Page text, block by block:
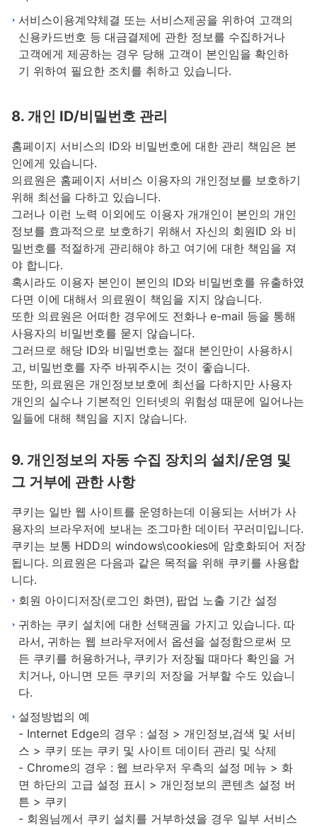
서비스이용계약체결 또는 서비스제공을 위하여 고객의
신용카드번호 등 대금결제에 관한 정보를 수집하거나
고객에게 제공하는 경우 당해 고객이 본인임을 확인하
기 위하여 필요한 조치를 취하고 있습니다.
8. 개인 ID/비밀번호 관리
홈페이지 서비스의 ID와 비밀번호에 대한 관리 책임은 본
인에게 있습니다.
의료원은 홈페이지 서비스 이용자의 개인정보를 보호하기
위해 최선을 다하고 있습니다.
그러나 이런 노력 이외에도 이용자 개개인이 본인의 개인
정보를 효과적으로 보호하기 위해서 자신의 회원ID 와 비
밀번호를 적절하게 관리해야 하고 여기에 대한 책임을 져
야 합니다.
혹시라도 이용자 본인이 본인의 ID와 비밀번호를 유출하였
다면 이에 대해서 의료원이 책임을 지지 않습니다.
또한 의료원은 어떠한 경우에도 전화나 e-mail 등을 통해
사용자의 비밀번호를 묻지 않습니다.
그러므로 해당 ID와 비밀번호는 절대 본인만이 사용하시
고, 비밀번호를 자주 바꿔주시는 것이 좋습니다.
또한, 의료원은 개인정보보호에 최선을 다하지만 사용자
개인의 실수나 기본적인 인터넷의 위험성 때문에 일어나는
일들에 대해 책임을 지지 않습니다.
9. 개인정보의 자동 수집 장치의 설치/운영 및
그 거부에 관한 사항
쿠키는 일반 웹 사이트를 운영하는데 이용되는 서버가 사
용자의 브라우저에 보내는 조그마한 데이터 꾸러미입니다.
쿠키는 보통 HDD의 windows\cookies에 암호화되어 저장
됩니다. 의료원은 다음과 같은 목적을 위해 쿠키를 사용합
니다.
회원 아이디저장(로그인 화면), 팝업 노출 기간 설정
귀하는 쿠키 설치에 대한 선택권을 가지고 있습니다. 따
라서, 귀하는 웹 브라우저에서 옵션을 설정함으로써 모
든 쿠키를 허용하거나, 쿠키가 저장될 때마다 확인을 거
치거나, 아니면 모든 쿠키의 저장을 거부할 수도 있습니
다.
설정방법의 예
- Internet Edge의 경우 : 설정 > 개인정보,검색 및 서비
스 > 쿠키 또는 쿠키 및 사이트 데이터 관리 및 삭제
- Chrome의 경우 : 웹 브라우저 우측의 설정 메뉴 > 화
면 하단의 고급 설정 표시 > 개인정보의 콘텐츠 설정 버
튼 > 쿠키
- 회원님께서 쿠키 설치를 거부하셨을 경우 일부 서비스